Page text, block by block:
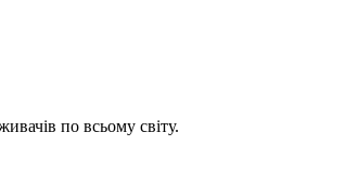
по всьому світу.